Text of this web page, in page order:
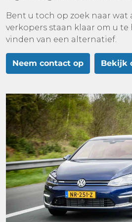
Bent u toch op zoek naar wat
verkopers staan klaar om u
vinden van een alternatief.
Neem contact op Bekijk